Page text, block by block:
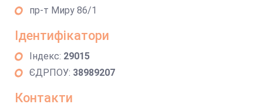
пр-т Миру 86/1
Ідентифікатори
Індекс: 29015
ЄДРПОУ: 38989207
Контакти